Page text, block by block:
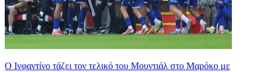
Ο Ινφαντίνο τάζει τον τελικό του Μουντιάλ στο Μαρόκο με